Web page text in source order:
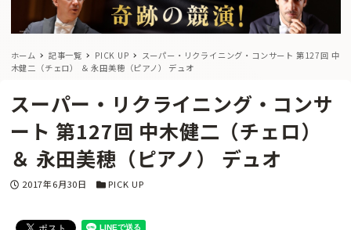
ホーム 記事一覧 PICK UP
スーパー・リクライニング・コンサート 第127回 中
木健二（チェロ） ＆ 永田美穂（ピアノ） デュオ
スーパー・リクライニング・コンサ
ート 第127回 中木健二（チェロ）
＆ 永田美穂（ピアノ） デュオ
投稿日
2017年6月30日 カテゴリー
PICK UP